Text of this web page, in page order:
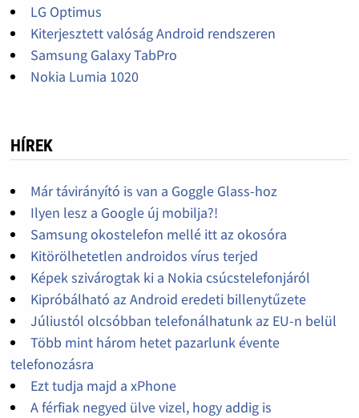
LG Optimus
Kiterjesztett valóság Android rendszeren
Samsung Galaxy TabPro
Nokia Lumia 1020
HÍREK
Már távirányító is van a Goggle Glass-hoz
Ilyen lesz a Google új mobilja?!
Samsung okostelefon mellé itt az okosóra
Kitörölhetetlen androidos vírus terjed
Képek szivárogtak ki a Nokia csúcstelefonjáról
Kipróbálható az Android eredeti billenytűzete
Júliustól olcsóbban telefonálhatunk az EU-n belül
Több mint három hetet pazarlunk évente
telefonozásra
Ezt tudja majd a xPhone
A férfiak negyed ülve vizel, hogy addig is